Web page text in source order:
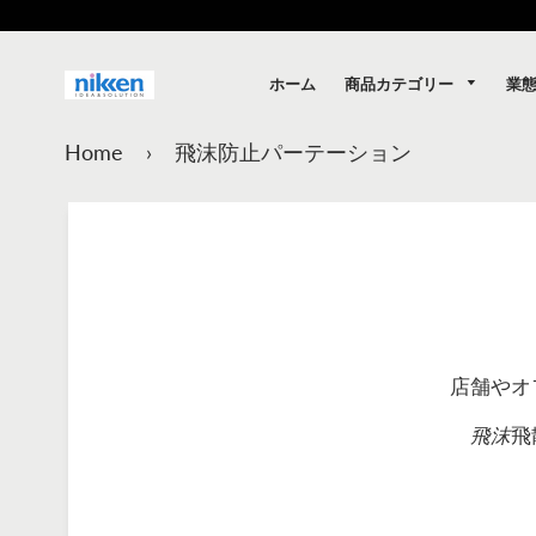
ホーム 商品カテゴリー 業
Home › 飛沫防止パーテーション
店舗や
飛沫飛